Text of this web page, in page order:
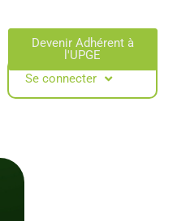
Devenir Adhérent à
l'UPGE​
Se connecter